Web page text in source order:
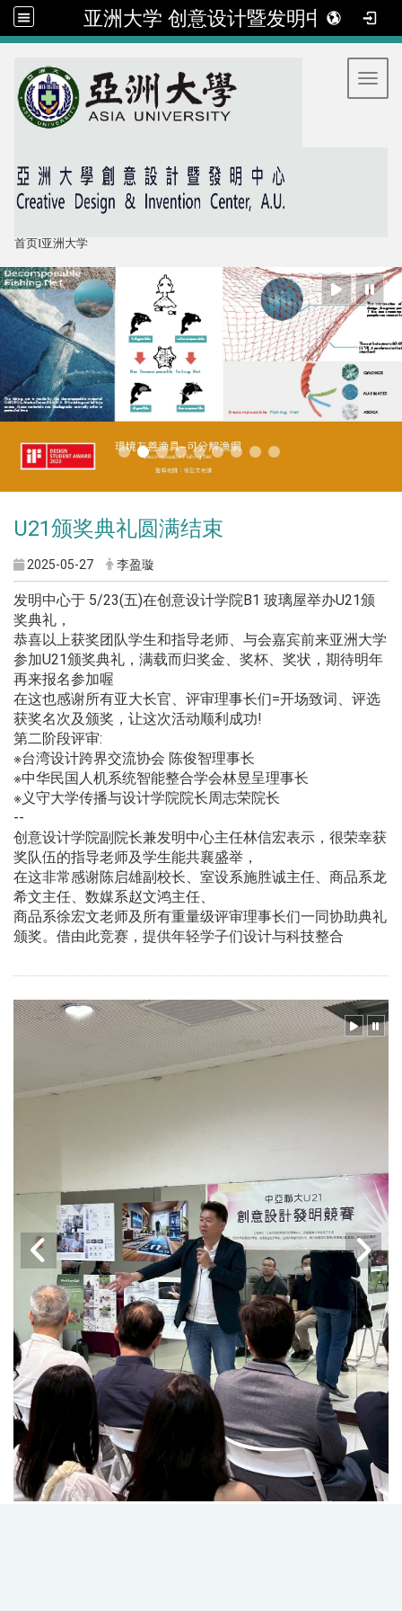
亚洲大学 创意设计暨发明中心
首页I亚洲大学
U21颁奖典礼圆满结束
2025-05-27 李盈璇
发明中心于 5/23(五)在创意设计学院B1 玻璃屋举办U21颁
奖典礼，
恭喜以上获奖团队学生和指导老师、与会嘉宾前来亚洲大学
参加U21颁奖典礼，满载而归奖金、奖杯、奖状，期待明年
再来报名参加喔
在这也感谢所有亚大长官、评审理事长们=开场致词、评选
获奖名次及颁奖，让这次活动顺利成功!
第二阶段评审:
※台湾设计跨界交流协会 陈俊智理事长
※中华民国人机系统智能整合学会林昱呈理事长
※义守大学传播与设计学院院长周志荣院长
--
创意设计学院副院长兼发明中心主任林信宏表示，很荣幸获
奖队伍的指导老师及学生能共襄盛举，
在这非常感谢陈启雄副校长、室设系施胜诚主任、商品系龙
希文主任、数媒系赵文鸿主任、
商品系徐宏文老师及所有重量级评审理事长们一同协助典礼
颁奖。借由此竞赛，提供年轻学子们设计与科技整合